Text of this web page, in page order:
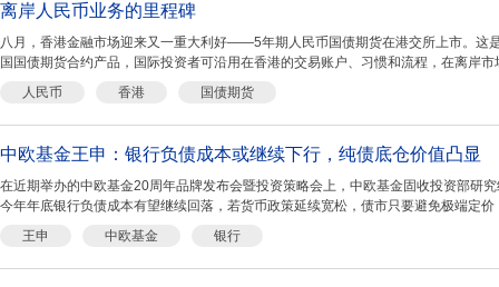
离岸人民币业务的里程碑
八月，香港金融市场迎来又一重大利好——5年期人民币国债期货在港交所上市。这
国国债期货合约产品，国际投资者可沿用在香港的交易账户、习惯和流程，在离岸
人民币
香港 国债期货
中欧基金王申：银行负债成本或继续下行，纯债底仓价值凸显
在近期举办的中欧基金20周年品牌发布会暨投资策略会上，中欧基金固收投资部研
今年年底银行负债成本有望继续回落，若货币政策延续宽松，债市只要避免极端定
王申
中欧基金 银行